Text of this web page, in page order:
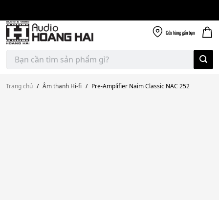
content
Cửa hànggần bạn
Tìm
kiếm:
Trang chủ / Âm thanh Hi-fi / Pre-Amplifier Naim Classic NAC 252